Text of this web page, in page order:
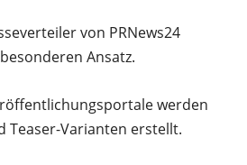
von PRNews24
Ansatz.
werden
Teaser-Varianten erstellt.